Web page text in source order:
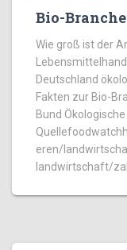
Bio-
Wie groß ist der
Deutschland
Fakten zur Bio-
Bund
eren/
landwirtschaft/